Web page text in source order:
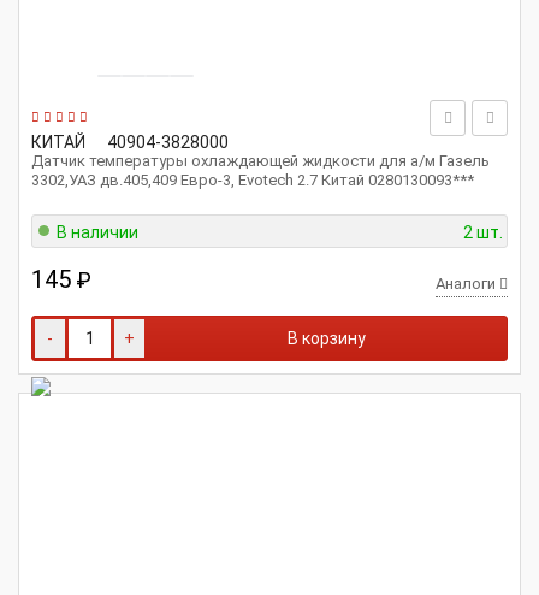
КИТАЙ 40904-3828000
Датчик температуры охлаждающей жидкости для а/м Газель
3302,УАЗ дв.405,409 Евро-3, Evotech 2.7 Китай 0280130093***
В наличии 2 шт.
145 ₽ Аналоги
- + В корзину